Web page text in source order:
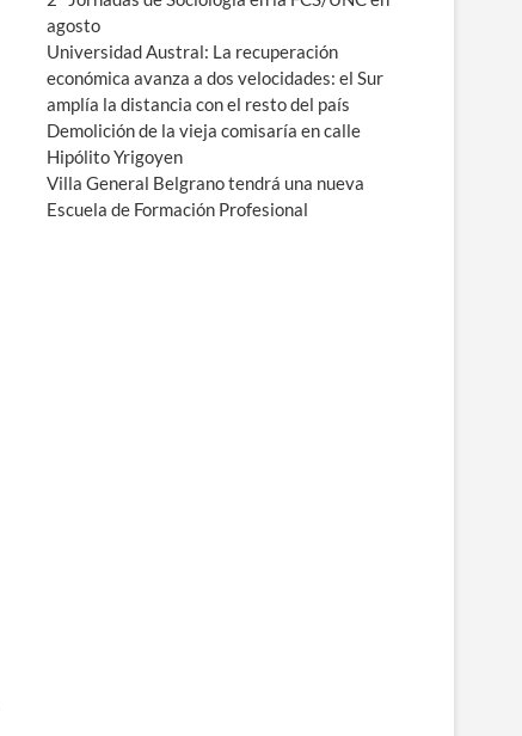
agosto
Universidad Austral: La recuperación
económica avanza a dos velocidades: el Sur
amplía la distancia con el resto del país
Demolición de la vieja comisaría en calle
Hipólito Yrigoyen
Villa General Belgrano tendrá una nueva
Escuela de Formación Profesional